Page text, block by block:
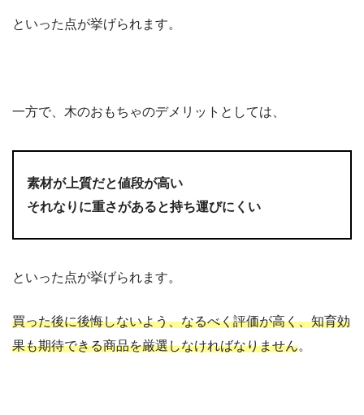
といった点が挙げられます。
一方で、木のおもちゃのデメリットとしては、
素材が上質だと値段が高い
それなりに重さがあると持ち運びにくい
といった点が挙げられます。
買った後に後悔しないよう、なるべく評価が高く、知育効
果も期待できる商品を厳選しなければなりません。